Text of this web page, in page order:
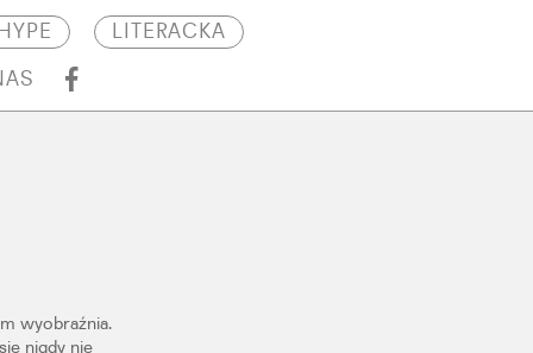
HYPE LITERACKA
wyobraźnia.
nigdy nie